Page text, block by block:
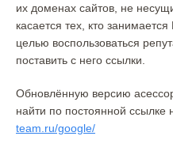
их доменах сайтов, не
касается тех, кто
целью воспользоваться
поставить с него ссылки.
Обновлённую версию
найти по постоянной ссылке
team.ru/google/